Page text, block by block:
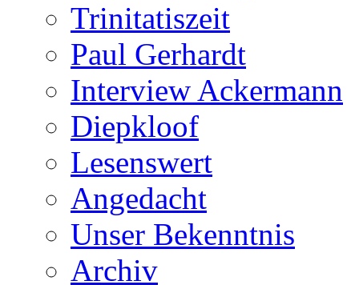
Trinitatiszeit
Paul Gerhardt
Interview Ackermann
Diepkloof
Lesenswert
Angedacht
Unser Bekenntnis
Archiv